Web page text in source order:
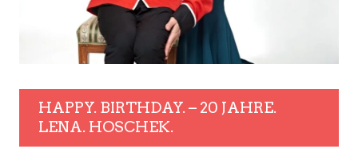
HAPPY. BIRTHDAY. – 20 JAHRE.
LENA. HOSCHEK.